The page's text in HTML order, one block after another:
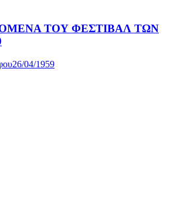
ΤΟΥ ΦΕΣΤΙΒΑΛ ΤΩΝ
26/04/1959